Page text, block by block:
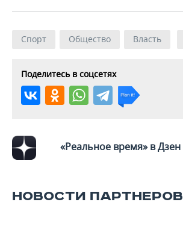
Спорт Общество Власть
Поделитесь в соцсетях
«Реальное время» в Дзен
НОВОСТИ ПАРТНЕРОВ